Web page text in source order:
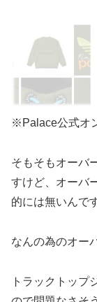
※Palace公式オ
そもそもオーバ
すけど、オーバ
的には無いんで
なんの為のオー
トラックトップ